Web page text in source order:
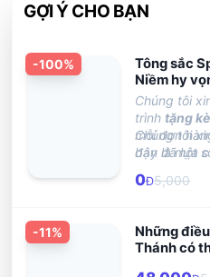
GỢI Ý CHO BẠN
-100%
Tông sắc
Niềm hy
vọng
Chúng tôi
trình tặng
mỗi đơn
đây là một
Chúng tôi
bạn đã lựa
với những gì
0Đ5,000
-11%
Những
Thánh có